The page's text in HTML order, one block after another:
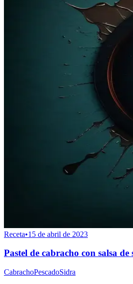
Receta•15 de abril de 2023
Pastel de cabracho con salsa
CabrachoPescadoSidra